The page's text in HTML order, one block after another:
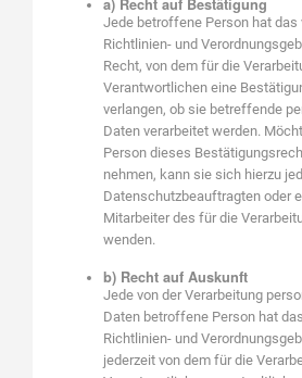
a) Recht auf Bestätigung
Jede betroffene Person hat das
Richtlinien- und
Recht, von dem für die
Verantwortlichen eine
verlangen, ob sie betreffende
Daten verarbeitet werden.
Person dieses
nehmen, kann sie sich hierzu
Datenschutzbeauftragten oder
Mitarbeiter des für die
wenden.
b) Recht auf Auskunft
Jede von der Verarbeitung
Daten betroffene Person hat
Richtlinien- und
jederzeit von dem für die